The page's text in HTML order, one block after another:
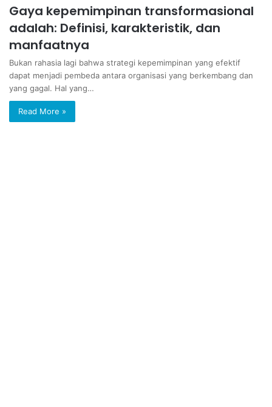
Gaya kepemimpinan transformasional
adalah: Definisi, karakteristik, dan
manfaatnya
Bukan rahasia lagi bahwa strategi kepemimpinan yang efektif
dapat menjadi pembeda antara organisasi yang berkembang dan
yang gagal. Hal yang…
Read More »